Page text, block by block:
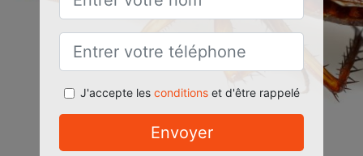
J'accepte les conditionset d'être rappelé
Envoyer